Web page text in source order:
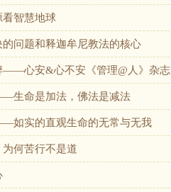
看智慧地球
问题和释迦牟尼教法的核心
——心安&心不安《管理@人》杂志
生命是加法，佛法是减法
如实的直观生命的无常与无我
为何苦行不是道